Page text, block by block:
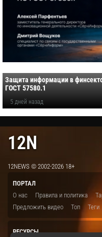
Защита информации в
ГОСТ 57580.1
5 дней назад
12N
12NEWS © 2002-2026 18+
ПОРТАЛ
О нас
Правила и политика
Предложить видео
Топ Теги
РЕСУРСЫ